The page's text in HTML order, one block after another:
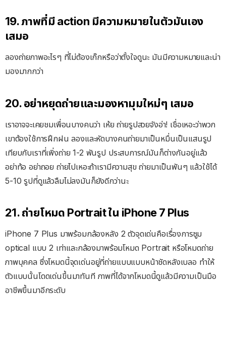
19. ภาพที่มี action มีความหมายในตัวมันเอง
เสมอ
ลองถ่ายภาพอะไรๆ ที่ไม่ต้องเก๊กหรือว่าตั้งใจดูนะ มันมีความหมายและน่า
มองมากกว่า
20. อย่าหยุดถ่ายและมองหามุมใหม่ๆ เสมอ
เราอาจจะเคยชมเพื่อนบางคนว่า เห้ย ถ่ายรูปสวยจังอ่า! เชื่อเหอะว่าพวก
เขาต้องใช้การฝึกฝน ลองและหัดบางคนถ่ายมาเป็นหมื่นเป็นแสนรูป
เทียบกับเราที่เพิ่งถ่าย 1-2 พันรูป ประสบการณ์มันก็ต่างกันอยู่แล้ว
อย่าท้อ อย่าถอย ถ่ายไปเหอะถ้าเรามีความสุข ถ่ายมาเป็นพันๆ แล้วใช้ได้
5-10 รูปที่ดูแล้วลืมไม่ลงมันก็ยังดีกว่านะ
21. ถ่ายโหมด Portrait ใน iPhone 7 Plus
iPhone 7 Plus มาพร้อมกล้องหลัง 2 ตัวจุดเด่นคือเรื่องการซูม
optical แบบ 2 เท่าและกล้องมาพร้อมโหมด Portrait หรือโหมดถ่าย
ภาพบุคคล ซึ่งโหมดนี้จุดเด่นอยู่ที่ถ่ายแบบแบบหน้าชัดหลังเบลอ ทำให้
ตัวแบบนั้นโดดเด่นขึ้นมาทันที ภาพที่ได้จากโหมดนี้ดูแล้วมีความเป็นมือ
อาชีพขึ้นมาอีกระดับ